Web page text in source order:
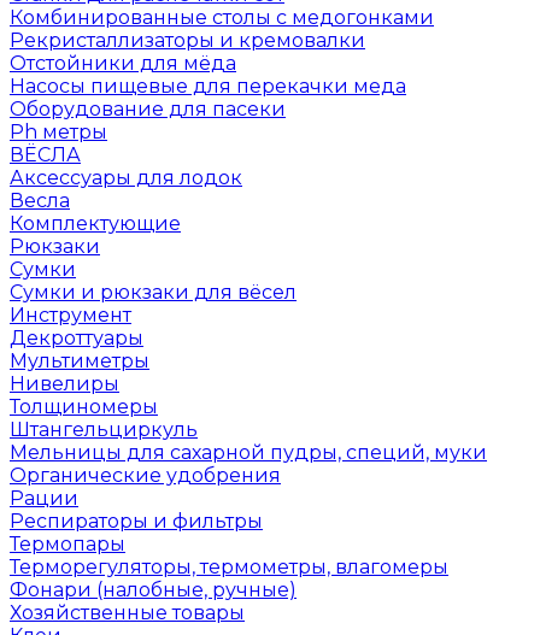
Комбинированные столы с медогонками
Рекристаллизаторы и кремовалки
Отстойники для мёда
Насосы пищевые для перекачки меда
Оборудование для пасеки
Ph метры
ВЁСЛА
Аксессуары для лодок
Весла
Комплектующие
Рюкзаки
Сумки
Сумки и рюкзаки для вёсел
Инструмент
Декроттуары
Мультиметры
Нивелиры
Толщиномеры
Штангельциркуль
Мельницы для сахарной пудры, специй, муки
Органические удобрения
Рации
Респираторы и фильтры
Термопары
Терморегуляторы, термометры, влагомеры
Фонари (налобные, ручные)
Хозяйственные товары